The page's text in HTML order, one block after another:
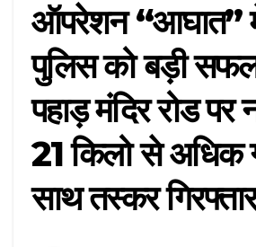
ऑपरेशन “आघात”
पुलिस को बड़ी
पहाड़ मंदिर रोड पर
21 किलो से अधिक
साथ तस्कर